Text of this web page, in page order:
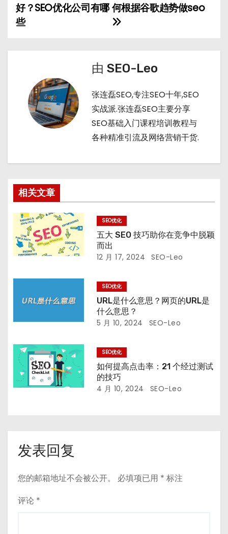
a a
n
r t
章
何根据谷歌趋势做seo
好？SEO优化公司有哪
些
由 SEO-Leo
张连磊SEO,专注SEO十年,SEO
实战派.张连磊SEO主要分享
SEO基础入门课程培训教程与
各种精准引流及网络营销干货.
相关文章
SEO优化
五大 SEO 技巧助你在竞争中脱颖
而出
12 月 17, 2024 SEO-Leo
SEO优化
URL是什么意思？网页的URL是
什么意思？
5 月 10, 2024 SEO-Leo
SEO优化
如何提高点击率：21 个经过测试
的技巧
4 月 10, 2024 SEO-Leo
发表回复
您的邮箱地址不会被公开。 必填项已用 * 标注
评论 *